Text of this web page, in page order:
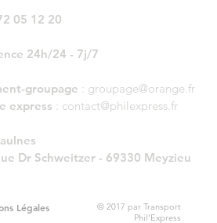
05 12 20
24h/24 - 7j/7
groupage : groupage@orange.fr
express : contact@philexpress.fr
Dr Schweitzer - 69330 Meyzieu
Légales
© 2017 par Transport
Phil'Express